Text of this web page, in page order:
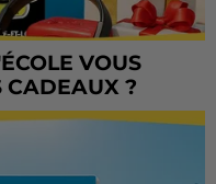
VOUS
CADEAUX ?